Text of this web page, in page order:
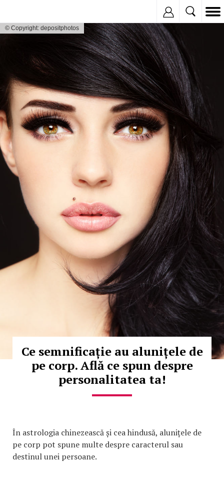
© Copyright: depositphotos
Ce semnificație au alunițele de
pe corp. Află ce spun despre
personalitatea ta!
În astrologia chinezească și cea hindusă, alunițele de
pe corp pot spune multe despre caracterul sau
destinul unei persoane.